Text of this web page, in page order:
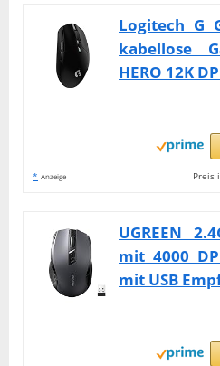
Logitech G
kabellose
HERO 12K
* Anzeige Preis
UGREEN
mit 4000
mit USB